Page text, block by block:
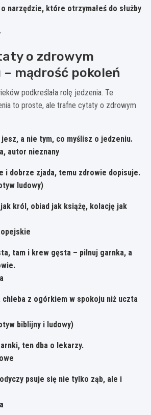
narzędzie, które otrzymałeś do służby
o zdrowym
mądrość pokoleń
podkreślała rolę jedzenia. Te
to proste, ale trafne cytaty o zdrowym
a nie tym, co myślisz o jedzeniu.
autor nieznany
i dobrze zjada, temu zdrowie dopisuje.
ludowy)
król, obiad jak książę, kolację jak
tam i krew gęsta – pilnuj garnka, a
chleba z ogórkiem w spokoju niż uczta
biblijny i ludowy)
ten dba o lekarzy.
psuje się nie tylko ząb, ale i